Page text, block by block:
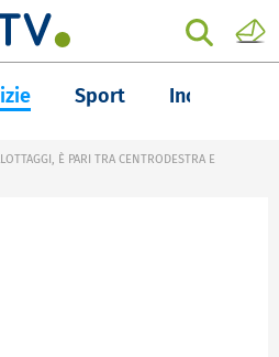
Sport Inchieste
È PARI TRA CENTRODESTRA E